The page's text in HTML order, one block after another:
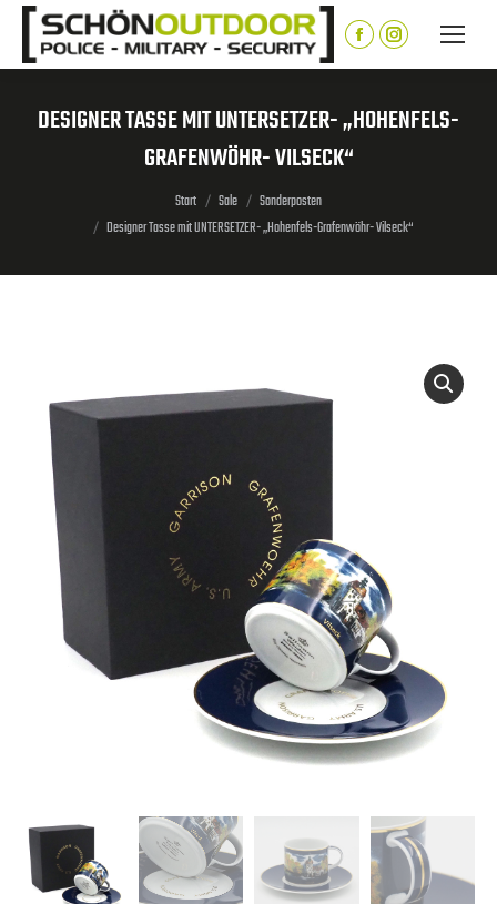
springen
Facebook
page
in
Instagram
page
in
DESIGNER TASSE MIT UNTERSETZER- „HOHENFELS-
GRAFENWÖHR- VILSECK“
Sie befinden sich hier:
Start Sale
Sonderposten
Designer Tasse mit UNTERSETZER- „Hohenfels-Grafenwöhr- Vilseck“